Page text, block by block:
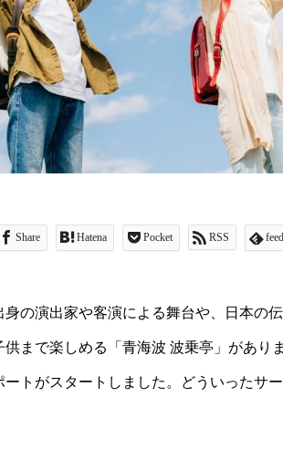
Share Hatena Pocket RSS
の演出家や客演による舞台や、日本の
まで楽しめる「青海波 波乗亭」があり
トがスタートしました。どういったサ